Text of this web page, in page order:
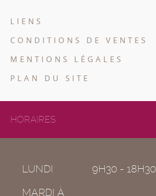
LIENS
CONDITIONS DE VENTES
MENTIONS LÉGALES
PLAN DU SITE
HORAIRES
LUNDI
9H30 - 18H30
MARDI À